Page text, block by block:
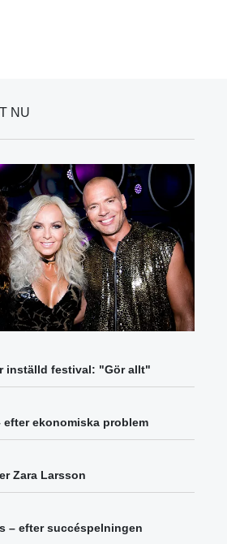
NU
inställd festival: "Gör allt"
ekonomiska problem
Zara Larsson
– efter succéspelningen